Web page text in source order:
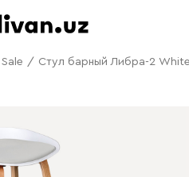
Sale / Стул барный Либра-2